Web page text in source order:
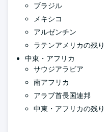
ブラジル
メキシコ
アルゼンチン
ラテンアメリカの残り
中東・アフリカ
サウジアラビア
南アフリカ
アラブ首長国連邦
中東・アフリカの残り